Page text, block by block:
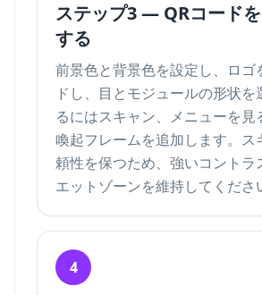
ステップ3 — QRコード
する
前景色と背景色を設定し、ロゴ
ドし、目とモジュールの形状を
るにはスキャン、メニューを見
喚起フレームを追加します。ス
頼性を保つため、強いコントラ
エットゾーンを維持してくださ
4